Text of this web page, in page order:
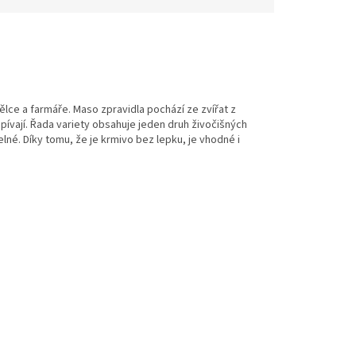
a farmáře. Maso zpravidla pochází ze zvířat z
Řada variety obsahuje jeden druh živočišných
Díky tomu, že je krmivo bez lepku, je vhodné i